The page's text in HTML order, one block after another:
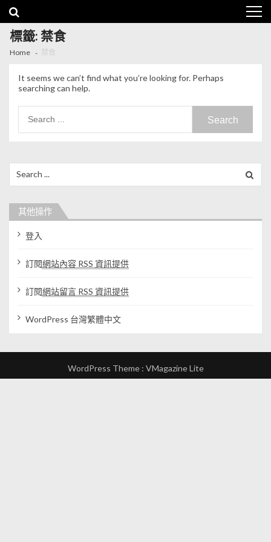
Skip to navigation
Skip to content
標籤: 禁食
Home 禁食
It seems we can’t find what you’re looking for. Perhaps
searching can help.
其他操作
登入
訂閱網站內容 RSS 資訊提供
訂閱網站留言 RSS 資訊提供
WordPress 台灣繁體中文
WordPress Theme : VMagazine Lite